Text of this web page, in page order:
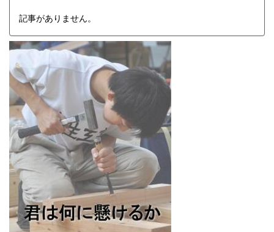
記事がありません。